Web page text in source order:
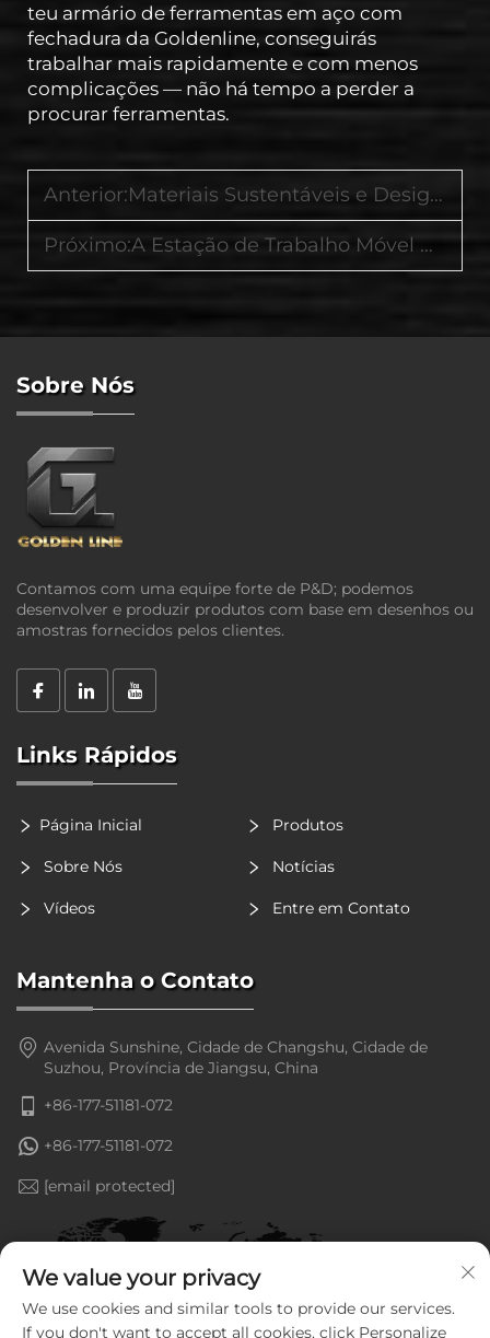
teu armário de ferramentas em aço com
fechadura da Goldenline, conseguirás
trabalhar mais rapidamente e com menos
complicações — não há tempo a perder a
procurar ferramentas.
Anterior:Materiais Sustentáveis e Design de Longa Duração em Sistemas Modernos de Armazenamento de Ferramentas
Próximo:A Estação de Trabalho Móvel Definitiva que Combina Bancada de Trabalho e Armazenamento de Ferramentas em Uma Única Unidade
Sobre Nós
Contamos com uma equipe forte de P&D; podemos
desenvolver e produzir produtos com base em desenhos ou
amostras fornecidos pelos clientes.
Links Rápidos
Página Inicial Produtos
Sobre Nós Notícias
Vídeos Entre em Contato
Mantenha o Contato
Avenida Sunshine, Cidade de Changshu, Cidade de
Suzhou, Província de Jiangsu, China
+86-177-51181-072
+86-177-51181-072
[email protected]
We value your privacy
We use cookies and similar tools to provide our services.
If you don't want to accept all cookies, click Personalize